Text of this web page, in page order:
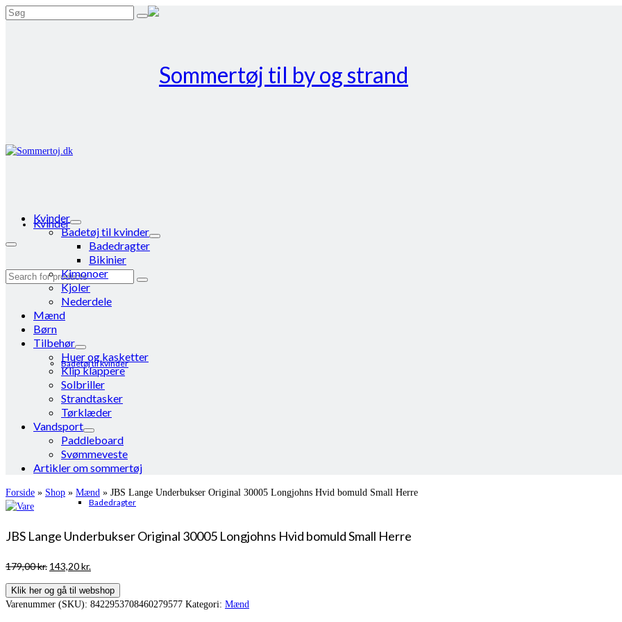
Search
Kvinder
Badetøj til kvinder
Badedragter
Search
Kvinder
Badetøj til kvinder
Badedragter
Bikinier
Kimonoer
Kjoler
Nederdele
Mænd
Børn
Tilbehør
Huer og kasketter
Klip klappere
Solbriller
Strandtasker
Tørklæder
Vandsport
Paddleboard
Svømmeveste
Artikler om sommertøj
Forside » Shop » Mænd » JBS Lange Underbukser Original 30005 Longjohns Hvid bomuld Small Herre
JBS Lange Underbukser Original 30005 Longjohns Hvid bomuld Small Herre
179,00kr. Den
pris
var:
143,20kr.
pris
er:
Klik her og gå til webshop
Varenummer (SKU): 8422953708460279577 Kategori: Mænd